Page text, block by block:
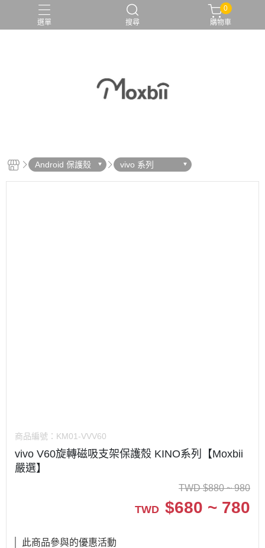
選單 搜尋
0
購物車
Android 保護殼 vivo 系列
商品編號： KM01-VVV60
vivo V60旋轉磁吸支架保護殼 KINO系列【Moxbii
嚴選】
TWD $880 ~ 980
TWD $680 ~ 780
此商品參與的優惠活動